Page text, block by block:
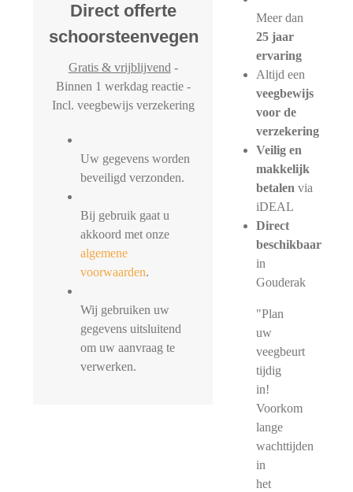
Direct offerte
schoorsteenvegen
Gratis & vrijblijvend -
Binnen 1 werkdag reactie -
Incl. veegbewijs verzekering
Uw gegevens worden
beveiligd verzonden.
Bij gebruik gaat u
akkoord met onze
algemene
voorwaarden.
Wij gebruiken uw
gegevens uitsluitend
om uw aanvraag te
verwerken.
Meer dan
25 jaar
ervaring
Altijd een
veegbewijs
voor de
verzekering
Veilig en
makkelijk
betalen via
iDEAL
Direct
beschikbaar
in
Gouderak
"Plan
uw
veegbeurt
tijdig
in!
Voorkom
lange
wachttijden
in
het